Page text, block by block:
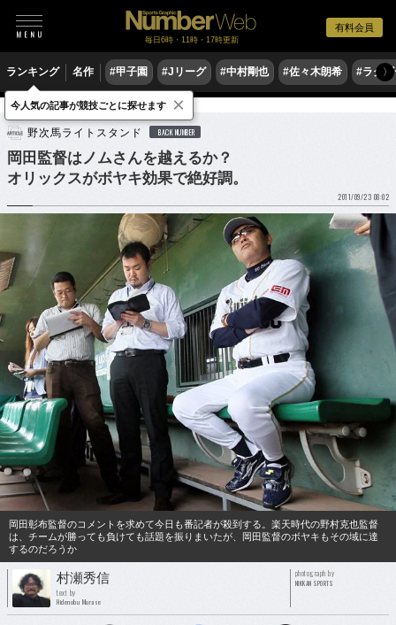
有料会員
毎日6時・11時・17時更新
ランキング 名作 #甲子園 #Jリーグ #中村剛也 #佐々木朗希 #ラグ〉
野球 プロ野球
野次馬ライトスタンド BACK NUMBER
岡田監督はノムさんを越えるか？
オリックスがボヤキ効果で絶好調。
2011/09/23 08:02
岡田彰布監督のコメントを求めて今日も番記者が殺到する。楽天時代の野村克也監督
は、チームが勝っても負けても話題を振りまいたが、岡田監督のボヤキもその域に達
するのだろうか
村瀬秀信
text by
Hidenobu Murase
photograph by
NIKKAN SPORTS
今人気の記事が競技ごとに探せます ×